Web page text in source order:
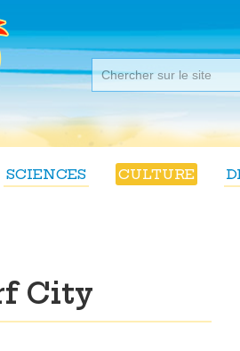
SCIENCES CULTURE
City